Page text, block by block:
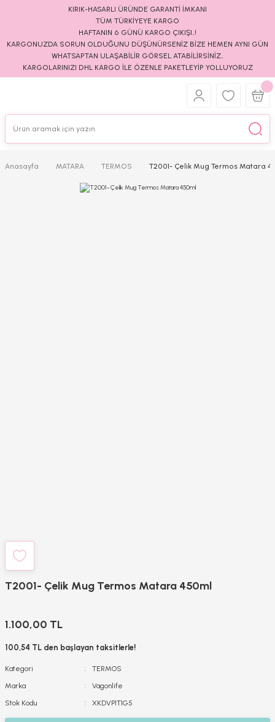
KIRIK-HASARLI ÜRÜNDE GARANTİ İMKANI
TÜM TÜRKİYEYE KARGO
HAFTANIN 6 GÜNÜ KARGO ÇIKIŞI..!
KARGONUZDA SORUN OLDUĞUNU DÜŞÜNÜRSENİZ BİZE HEMEN AYNI GÜN
WHATSAPTAN ULAŞABİLİR GÖRSEL ATABİLİRSİNİZ..
KARGOLARINIZI DHL KARGO İLE ÖZENLE PAKETLEYİP YOLLUYORUZ
Anasayfa MATARA TERMOS T2001- Çelik Mug Termos Matara
T2001- Çelik Mug Termos Matara 450ml
1.100,00 TL
100,54 TL den başlayan taksitlerle!
Kategori
TERMOS
Marka
Vagonlife
Stok Kodu
XKDVP1T1G5